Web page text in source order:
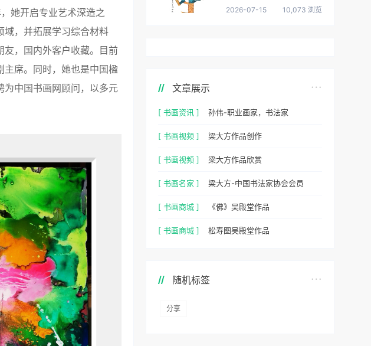
她开启专业艺术深造之
域，并拓展学习综合材料
友，国内外客户收藏。目前
席。同时，她也是中国楹
为中国书画网顾问，以多元
2026-07-15 10,073 浏览
文章展示
[ 书画资讯 ] 孙伟-职业画家，书法家
[ 书画视频 ] 梁大方作品创作
[ 书画视频 ] 梁大方作品欣赏
[ 书画名家 ] 梁大方-中国书法家协会会员
[ 书画商城 ] 《佛》吴殿堂作品
[ 书画商城 ] 松寿图吴殿堂作品
随机标签
分享